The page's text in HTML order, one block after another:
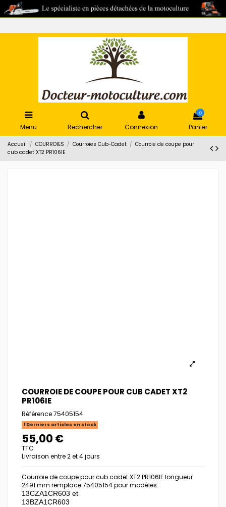
Menu Rechercher Connexion
0
Panier
Accueil COURROIES Courroies Cub-Cadet
Courroie de coupe pour
cub cadet XT2 PR106IE
COURROIE DE COUPE POUR CUB CADET XT2
PR106IE
Référence75405154
Derniers articles en stock
55,00 €
TTC
Livraison entre 2 et 4 jours
Courroie de coupe pour cub cadet XT2 PR106IE longueur
2491 mm remplace 75405154 pour modèles:
13CZA1CR603 et
13BZA1CR603